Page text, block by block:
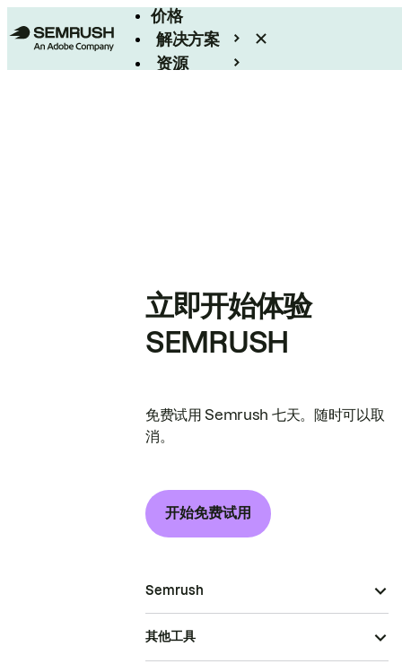
价格
解决方案
资源
立即开始体验
SEMRUSH
免费试用 Semrush 七天。随时可以取
消。
开始免费试用
Semrush
其他工具